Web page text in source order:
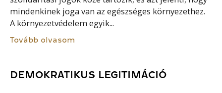
mindenkinek joga van az egészséges környezethez.
A környezetvédelem egyik...
Tovább olvasom
DEMOKRATIKUS LEGITIMÁCIÓ